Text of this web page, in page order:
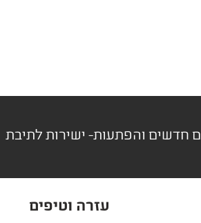
חדשים והפתעות- ישירות לתיבת
עזרה וטיפים